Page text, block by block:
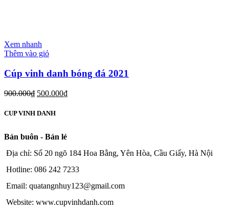
Xem nhanh
Thêm vào giỏ
Cúp vinh danh bóng đá 2021
900.000₫ 500.000₫
CUP VINH DANH
Bán buôn - Bán lẻ
Địa chỉ: Số 20 ngõ 184 Hoa Bằng, Yên Hòa, Cầu Giấy, Hà Nội
Hotline: 086 242 7233
Email: quatangnhuy123@gmail.com
Website: www.cupvinhdanh.com